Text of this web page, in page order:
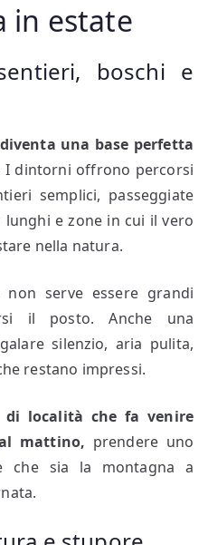
in estate
boschi e
una base perfetta
I dintorni offrono percorsi
semplici, passeggiate
e zone in cui il vero
nella natura.
serve essere grandi
il posto. Anche una
silenzio, aria pulita,
restano impressi.
località che fa venire
mattino, prendere uno
che sia la montagna a